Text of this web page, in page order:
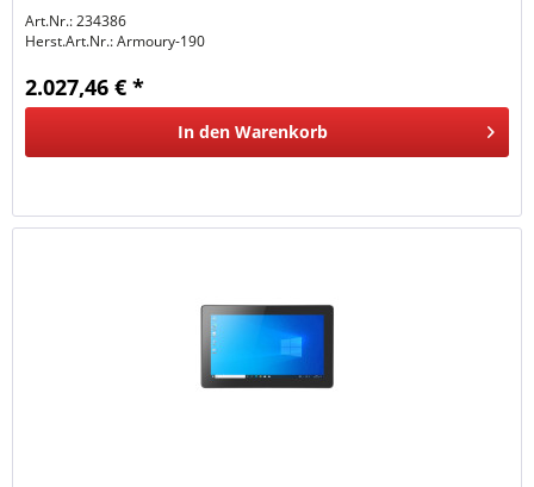
Art.Nr.: 234386
Herst.Art.Nr.:Armoury-190
2.027,46 € *
In den Warenkorb